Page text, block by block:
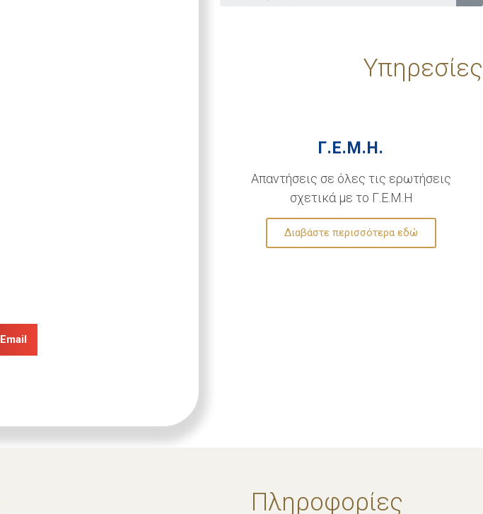
Email
Υπηρεσίες
Γ.Ε.Μ.Η.
Απαντήσεις σε όλες τις ερωτήσεις
σχετικά με το Γ.Ε.Μ.Η
Διαβάστε περισσότερα εδώ
Πληροφορίες